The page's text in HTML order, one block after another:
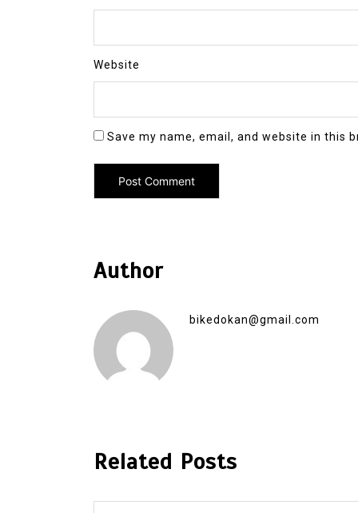
Website
Save my name, email, and website in this
Author
bikedokan@gmail.com
Related Posts